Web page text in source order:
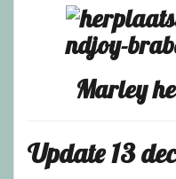
Marley
Update 13